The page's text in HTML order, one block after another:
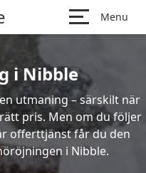
Menu
i Nibble
utmaning – särskilt när
pris. Men om du följer
offerttjänst får du den
i Nibble.